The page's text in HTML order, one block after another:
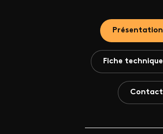
Présentation
Fiche technique
Contact